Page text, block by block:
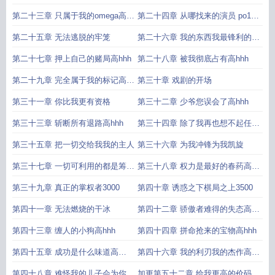
第二十三章 只属于我的omega高
hhh
第二十四章 从哪找来的演员 po18
live
第二十五章 无法逃脱的牢笼 第二十六章 我的东西我最锋利的利
刃高
第二十七章 押上自己的赌局高hhh 第二十八章 被我彻底占有高hhh
第二十九章 完全属于我的标记高
hhh
第三十章 戏剧的开场
第三十一章 你比我更有资格 第三十二章 少爷您误会了高hhh
第三十三章 斩断所有退路高hhh 第三十四章 除了我再也想不起任何
人高hh
第三十五章 把一切交给我我的主人 第三十六章 为我冲锋为我凯旋
第三十七章 一切可利用的都是筹码
高hh
第三十八章 权力是最好的春药高
hhh
第三十九章 真正的掌权者3000 第四十章 诱惑之下棋局之上3500
第四十一章 无法燃烧的干冰 第四十二章 骄傲者难得的失态高
hhh
第四十三章 缠人的小狗高hhh 第四十四章 拼命抢来的宝物高hhh
第四十五章 成功是什么味道高
HHH
第四十六章 我的利刃我的杰作高
hhh